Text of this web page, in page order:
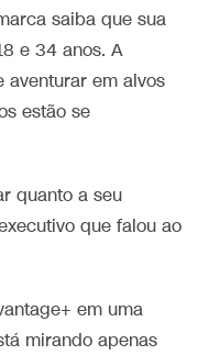
saiba que sua
e 34 anos. A
aventurar em alvos
estão se
quanto a seu
que falou ao
em uma
mirando apenas